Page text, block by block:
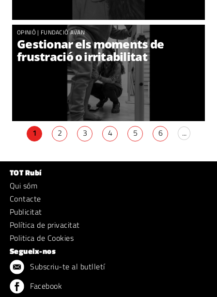
OPINIÓ | FUNDACIÓ AVAN
Gestionar els moments de
frustració o irritabilitat
1 2 3 4 5 6 ...
TOT Rubí
Qui sóm
Contacte
Publicitat
Política de privacitat
Politica de Cookies
Segueix-nos
Subscriu-te al butlletí
Facebook